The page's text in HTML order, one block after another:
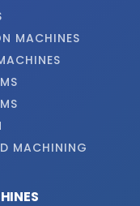
MACHINES
MACHINING